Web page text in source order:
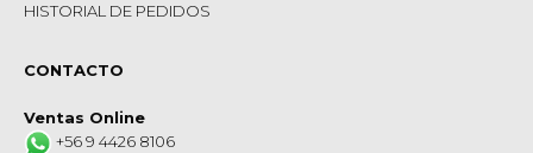
HISTORIAL DE PEDIDOS
CONTACTO
Ventas Online
+56 9 4426 8106